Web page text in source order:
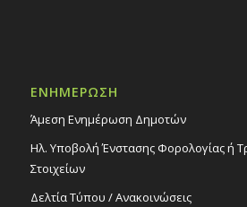
ΕΝΗΜΕΡΩΣΗ
Άμεση Ενημέρωση Δημοτών
Ηλ. Υποβολή Ένστασης Φορολογίας ή
Στοιχείων
Δελτία Τύπου / Ανακοινώσεις